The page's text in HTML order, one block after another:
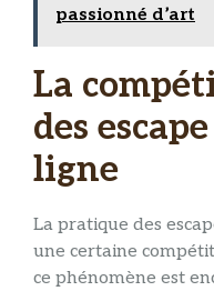
passionné d’art
La
des
ligne
La pratique des
une certaine
ce phénomène est